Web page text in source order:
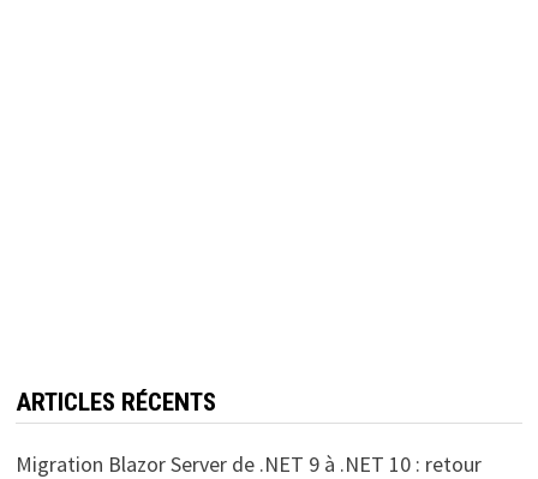
ARTICLES RÉCENTS
Migration Blazor Server de .NET 9 à .NET 10 : retour